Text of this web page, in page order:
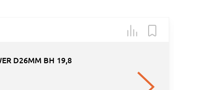
D26MM BH 19,8